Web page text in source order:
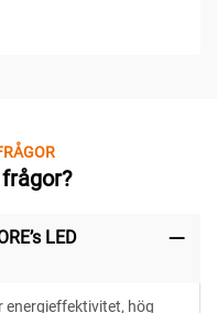
LED
energieffektivitet, hög